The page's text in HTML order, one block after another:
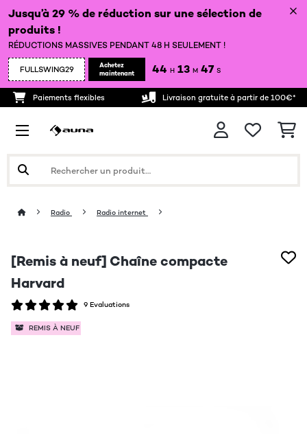
Jusqu’à 29 % de réduction sur une sélection de
produits !
RÉDUCTIONS MASSIVES PENDANT 48 H SEULEMENT !
FULLSWING29
Achetez
maintenant
44 H 13 M 46 S
Paiements flexibles Livraison gratuite à partir de 100€*
Radio Radio internet
[Remis à neuf] Chaîne compacte
Harvard
9 Evaluations
REMIS À NEUF